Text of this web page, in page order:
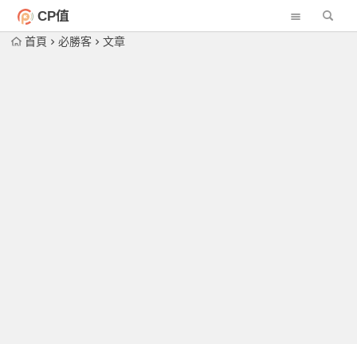
CP值
首頁 必勝客 文章